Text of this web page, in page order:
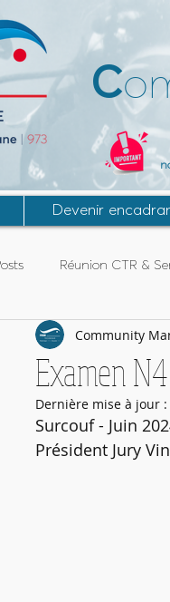
C
Devenir
Réunion CTR &
Guyane Stage
FFESSM -- CTN
Examen
Community
Dernière mise à jour :
Surcouf - Juin
Président Jury